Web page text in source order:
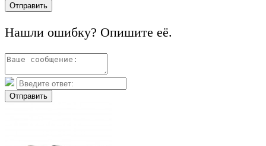
Отправить
Нашли ошибку? Опишите её.
Отправить